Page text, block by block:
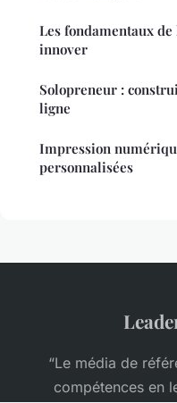
Les fondamentaux
innover
Solopreneur :
ligne
Impression
personnalisées
“Le média de
compétences en